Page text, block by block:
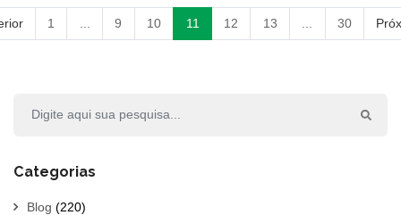
1 9 10 11 12 13 30
Categorias
Blog (220)